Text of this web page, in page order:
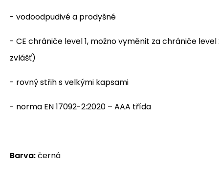
- vodoodpudivé a prodyšné
- CE chrániče level 1, možno vyměnit za chrániče
zvlášť)
- rovný střih s velkými kapsami
- norma EN 17092-2:2020 – AAA třída
Barva:černá